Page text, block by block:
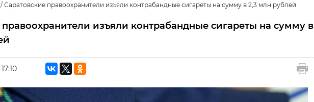
/ Саратовские правоохранители изъяли контрабандные сигареты на сумму в 2,3 млн рублей
правоохранители изъяли контрабандные сигареты на сумму в